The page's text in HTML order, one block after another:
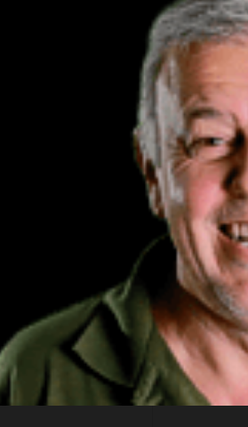
Instituto
por sus
Fútbol
de
Cuarto
zona